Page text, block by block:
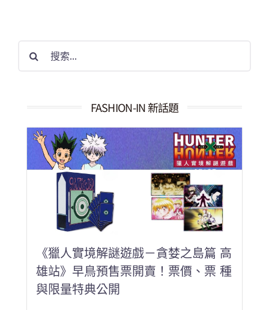
果：
FASHION-IN 新話題
《獵人實境解謎遊戲－貪婪之島篇 高
雄站》早鳥預售票開賣！票價、票 種
與限量特典公開